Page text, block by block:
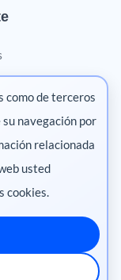
·
Ecuador·Perú·
como de terceros
navegación por
relacionada
usted
cookies.